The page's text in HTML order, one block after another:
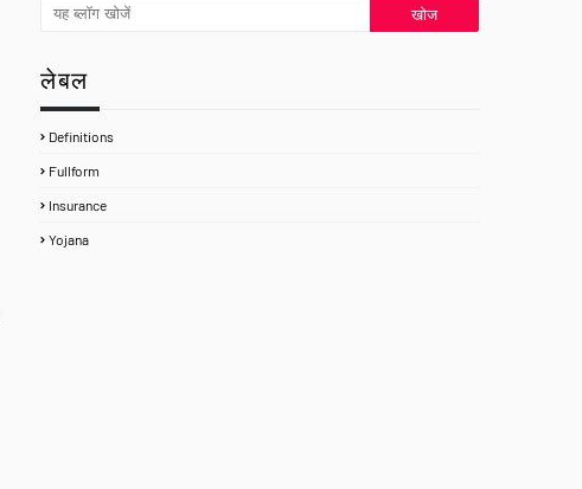
लेबल
Definitions
Fullform
Insurance
Yojana